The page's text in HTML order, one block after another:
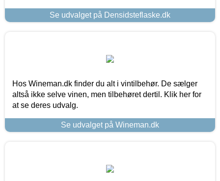
Se udvalget på Densidsteflaske.dk
Hos Wineman.dk finder du alt i vintilbehør. De sælger
altså ikke selve vinen, men tilbehøret dertil. Klik her for
at se deres udvalg.
Se udvalget på Wineman.dk